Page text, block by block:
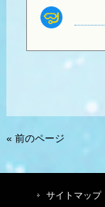
« 前のページ
サイトマップ